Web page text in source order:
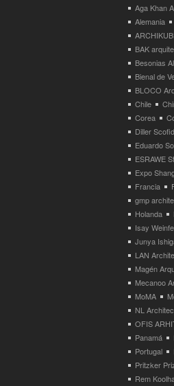
Aga Khan
Alemania
BAK
Besonias
Bienal de
BLOCO
Chile
Corea
Diller
Eduardo
ESRAWE
Expo
Francia
gmp
Holanda
Isay
Junya
LAN
Magén
Mecanoo
MoMA
NL
OFIS
Panamá
Portugal
Pritzker
Rem